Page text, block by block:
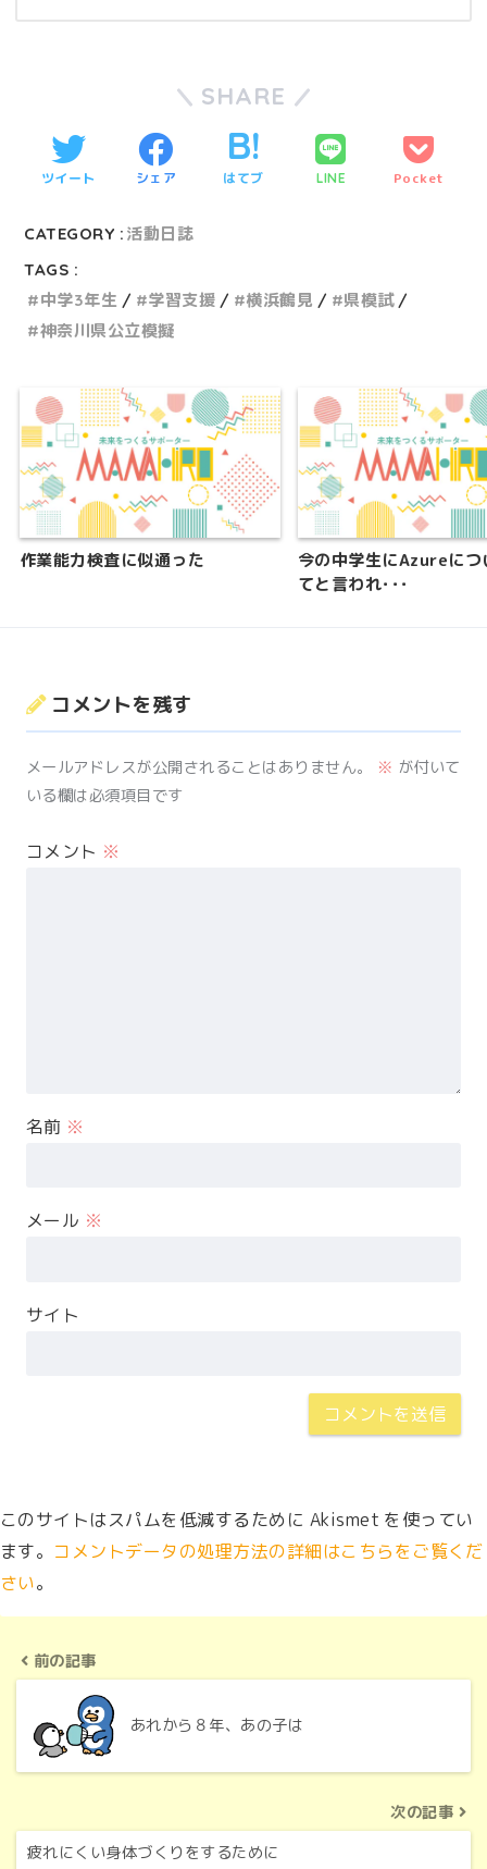
SHARE
ツイート シェア はてブ LINE Pocket
CATEGORY : 活動日誌
TAGS :
中学3年生
学習支援 横浜鶴見
県模試
神奈川県公立模擬
作業能力検査に似通った
今の中学生にAzureにつ
てと言われ･･･
コメントを残す
メールアドレスが公開されることはありません。 ※ が付いて
いる欄は必須項目です
コメント ※
名前 ※
メール ※
サイト
このサイトはスパムを低減するために Akismet を使ってい
ます。 コメントデータの処理方法の詳細はこちらをご覧くだ
さい。
前の記事
あれから８年、あの子は
次の記事
疲れにくい身体づくりをするために